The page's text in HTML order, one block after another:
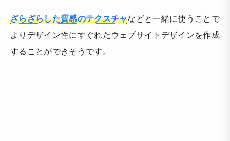
ざらざらした質感のテクスチャなどと一緒に使うことで
よりデザイン性にすぐれたウェブサイトデザインを作成
することができそうです。